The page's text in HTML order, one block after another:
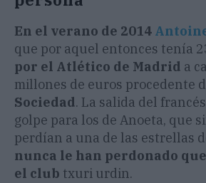
En el verano de 2014
que por aquel entonces tenía
por el Atlético de Madrid a
millones de euros procedente
Sociedad. La salida del
golpe para los de Anoeta, que
perdían a una de las estrellas
nunca le han perdonado
el club txuri urdin.